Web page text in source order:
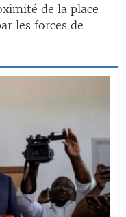
de la place
les forces de